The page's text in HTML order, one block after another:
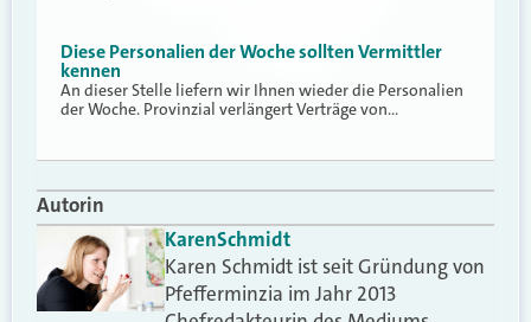
Diese Personalien der Woche sollten Vermittler
kennen
An dieser Stelle liefern wir Ihnen wieder die Personalien
der Woche. Provinzial verlängert Verträge von…
Autorin
KarenSchmidt
Karen Schmidt ist seit Gründung von
Pfefferminzia im Jahr 2013